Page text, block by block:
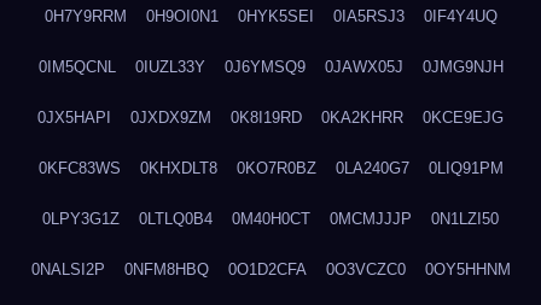
0H7Y9RRM 0H9OI0N1 0HYK5SEI 0IA5RSJ3 0IF4Y4UQ
0IM5QCNL 0IUZL33Y 0J6YMSQ9 0JAWX05J 0JMG9NJH
0JX5HAPI 0JXDX9ZM 0K8I19RD 0KA2KHRR 0KCE9EJG
0KFC83WS 0KHXDLT8 0KO7R0BZ 0LA240G7 0LIQ91PM
0LPY3G1Z 0LTLQ0B4 0M40H0CT 0MCMJJJP 0N1LZI50
0NALSI2P 0NFM8HBQ 0O1D2CFA 0O3VCZC0 0OY5HHNM